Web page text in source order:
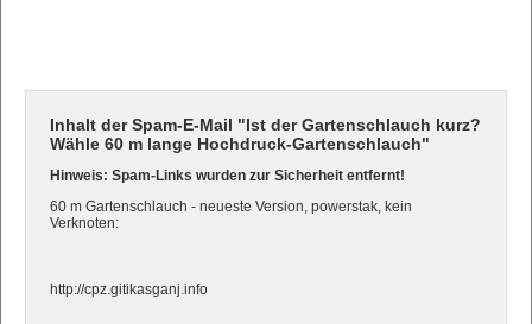
Inhalt der Spam-E-Mail "Ist der Gartenschlauch kurz?
Wähle 60 m lange Hochdruck-Gartenschlauch"
Hinweis: Spam-Links wurden zur Sicherheit entfernt!
60 m Gartenschlauch - neueste Version, powerstak, kein
Verknoten:
http://cpz.gitikasganj.info